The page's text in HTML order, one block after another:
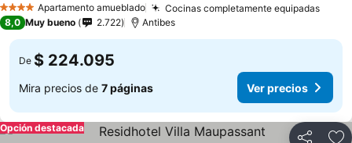
4 EstrellasApartamento amueblado Cocinas completamente equipadas
8,0 Muy bueno 2.722 Antibes
De $ 224.095
Mira precios de 7 páginas Ver precios
Opción destacada